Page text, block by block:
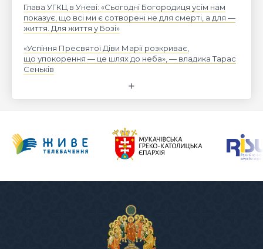
Глава УГКЦ в Уневі: «Сьогодні Богородиця усім нам
показує, що всі ми є сотворені не для смерті, а для —
життя. Для життя у Бозі»
«Успіння Пресвятої Діви Марії розкриває,
що упокорення — це шлях до неба», — владика Тарас
Сеньків